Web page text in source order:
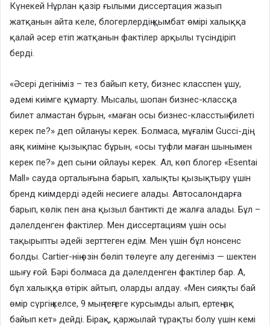
Күнекей Нұрлан қазір ғылыми диссертация жазып
жатқанын айта келе, блогерлердің қымбат өмірі халыққа
қалай әсер етіп жатқанын фактілер арқылы түсіндіріп
берді.
«Әсері дегініміз – тез байып кету, бизнес класспен ұшу,
әдемі киімге құмарту. Мысалы, шопан бизнес-классқа
билет алмастан бұрын, «маған осы бизнес-класстың билеті
керек пе?» деп ойлануы керек. Болмаса, мұғалім Gucci-дің
аяқ киіміне қызықпас бұрын, «осы туфли маған шынымен
керек пе?» деп сыни ойлауы керек. Ал, көп блогер «Esentai
Mall» сауда орталығына барып, халықты қызықтыру үшін
бренд киімдерді әдейі несиеге алады. Автосалондарға
барып, көлік пен ана қызыл бантикті де жалға алады. Бұл –
дәлелденген фактілер. Мен диссертациям үшін осы
тақырыпты әдейі зерттеген едім. Мен үшін бұл нонсенс
болды. Cartier-нің өзін бөліп төлеуге алу дегеніміз — шектен
шығу ғой. Бәрі болмаса да дәлелденген фактілер бар. А,
бұл халыққа өтірік айтып, оларды алдау. «Мен сияқты бай
өмір сүргің келсе, 9 мың теңгеге курсымды алып, ертең-ақ
байып кет» дейді. Бірақ, қаржылай тұрақты болу үшін кемі